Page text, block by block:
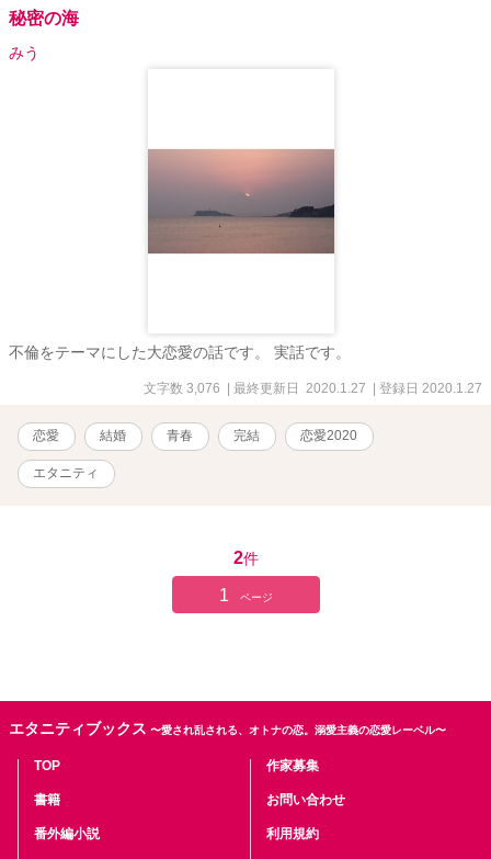
秘密の海
みう
不倫をテーマにした大恋愛の話です。 実話です。
文字数 3,076 | 最終更新日 2020.1.27 | 登録日 2020.1.27
恋愛 結婚 青春 完結 恋愛2020
エタニティ
2件
1 ページ
エタニティブックス 〜愛され乱される、オトナの恋。溺愛主義の恋愛レーベル〜
TOP
書籍
番外編小説
作家募集
お問い合わせ
利用規約